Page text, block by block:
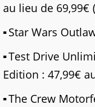
au lieu de 69,99€
Star Wars
Test Drive
Edition : 47,99€
The Crew